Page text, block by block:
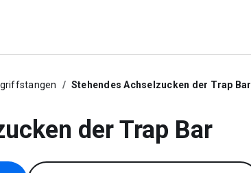
Stehendes Achselzucken der Trap Bar
der Trap Bar